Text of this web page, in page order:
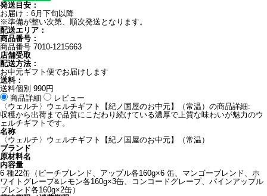
発送目安：
お届け：6月下旬以降
※準備が整い次第、順次発送となります。
配送エリア：
商品番号：
商品番号 7010-1215663
店舗受取
配送方法：
お中元ギフト便でお届けします
送料：
送料個別 990円
商品詳細
レビュー
〈ウェルチ〉ウェルチギフト【紀ノ国屋のお中元】（常温）の商品詳細:
収穫から出荷まで品質にこだわり続けている濃厚で上質な味わいが魅力のウ
ェルチギフトです。
名称
〈ウェルチ〉ウェルチギフト【紀ノ国屋のお中元】（常温）
ブランド
原材料名
内容量
6 種22缶（ピーチブレンド、アップル各160g×6 缶、マンゴーブレンド、ホ
ワイトグレープ&レモン各160g×3缶、コンコードグレープ、パインアップル
ブレンド各160g×2缶）